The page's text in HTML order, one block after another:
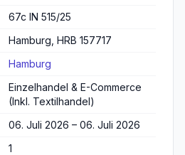
67c IN 515/25
Hamburg, HRB 157717
Hamburg
Einzelhandel & E-Commerce
(Inkl. Textilhandel)
06. Juli 2026 – 06. Juli 2026
1